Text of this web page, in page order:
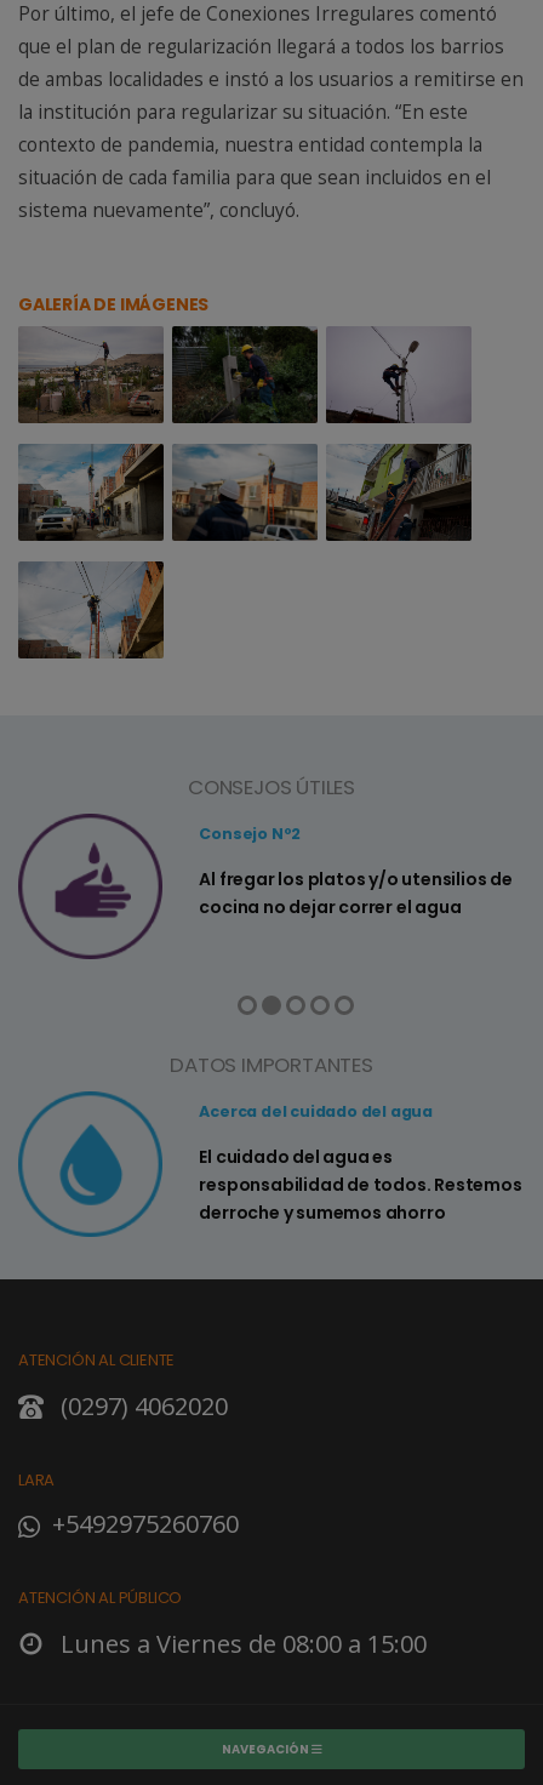
Por último, el jefe de Conexiones Irregulares comentó
que el plan de regularización llegará a todos los barrios
de ambas localidades e instó a los usuarios a remitirse en
la institución para regularizar su situación. “En este
contexto de pandemia, nuestra entidad contempla la
situación de cada familia para que sean incluidos en el
sistema nuevamente”, concluyó.
GALERÍA DE IMÁGENES
CONSEJOS ÚTILES
Consejo Nº2
Al fregar los platos y/o utensilios de
cocina no dejar correr el agua
DATOS IMPORTANTES
Acerca del cuidado del agua
El cuidado del agua es
responsabilidad de todos. Restemos
derroche y sumemos ahorro
ATENCIÓN AL CLIENTE
(0297) 4062020
LARA
+5492975260760
ATENCIÓN AL PÚBLICO
Lunes a Viernes de 08:00 a 15:00
NAVEGACIÓN